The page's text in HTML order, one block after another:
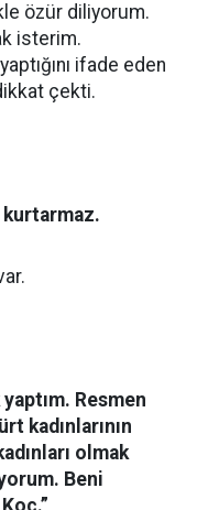
özür diliyorum.
isterim.
ifade eden
çekti.
kurtarmaz.
Resmen
kadınlarının
olmak
Beni